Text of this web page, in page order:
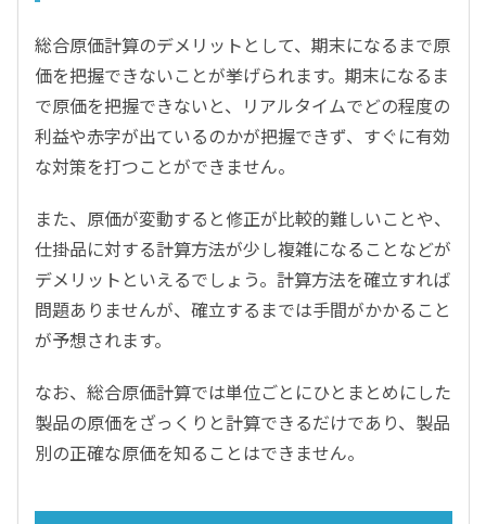
総合原価計算のデメリットとして、期末になるまで原
価を把握できないことが挙げられます。期末になるま
で原価を把握できないと、リアルタイムでどの程度の
利益や赤字が出ているのかが把握できず、すぐに有効
な対策を打つことができません。
また、原価が変動すると修正が比較的難しいことや、
仕掛品に対する計算方法が少し複雑になることなどが
デメリットといえるでしょう。計算方法を確立すれば
問題ありませんが、確立するまでは手間がかかること
が予想されます。
なお、総合原価計算では単位ごとにひとまとめにした
製品の原価をざっくりと計算できるだけであり、製品
別の正確な原価を知ることはできません。